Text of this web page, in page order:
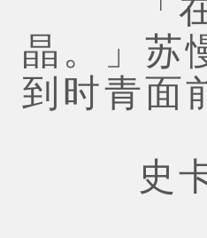
「在瑞
晶。」苏
到时青面
史卡根